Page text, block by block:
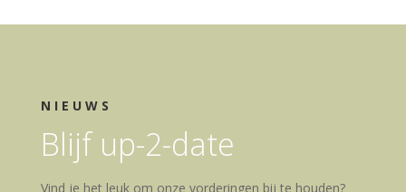
NIEUWS
Blijf up-2-date
Vind je het leuk om onze vorderingen bij te houden?